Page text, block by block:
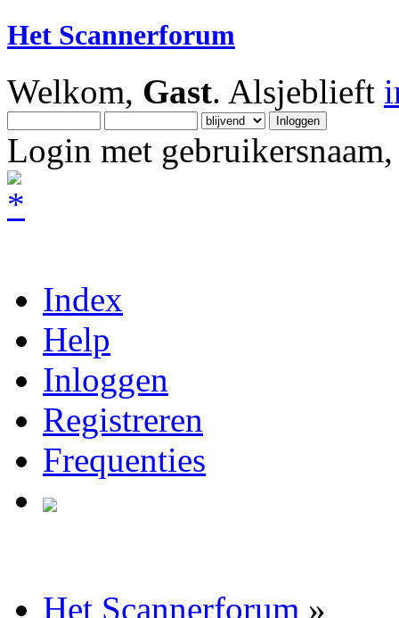
Het Scannerforum
Welkom, Gast. Alsjeblieft
Login met
Index
Help
Inloggen
Registreren
Frequenties
Het Scannerforum »